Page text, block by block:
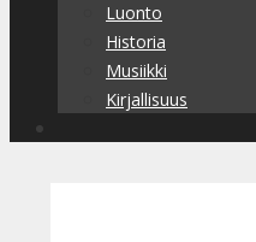
Luonto
Historia
Musiikki
Kirjallisuus